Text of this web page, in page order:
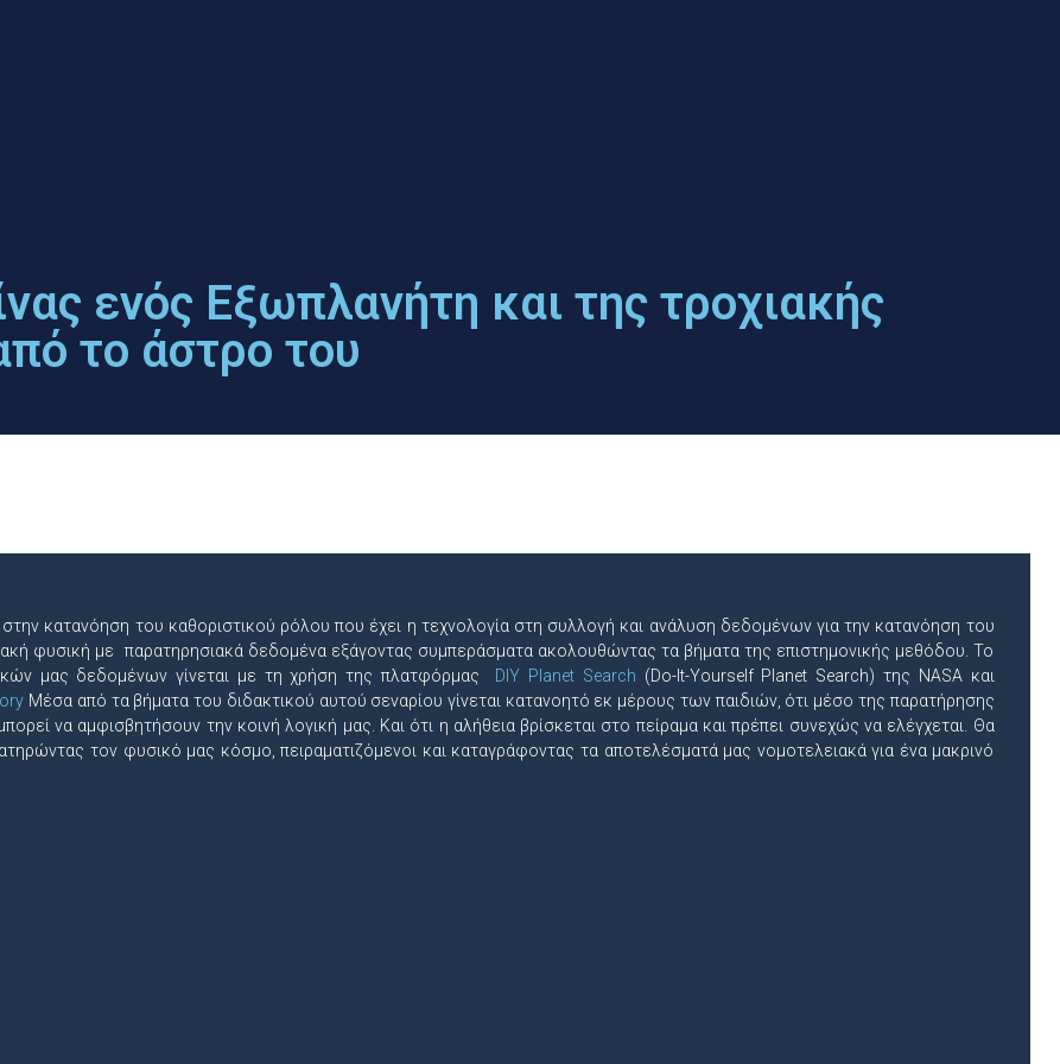
ενός Εξωπλανήτη και της τροχιακής
το άστρο του
στην κατανόηση του καθοριστικού ρόλου που έχει η τεχνολογία στη συλλογή και ανάλυση δεδομένων για την κατανόηση του
φυσική με παρατηρησιακά δεδομένα εξάγοντας συμπεράσματα ακολουθώντας τα βήματα της επιστημονικής μεθόδου. Το
μας δεδομένων γίνεται με τη χρήση της πλατφόρμας DIY Planet Search (Do-It-Yourself Planet Search) της NASA και
Μέσα από τα βήματα του διδακτικού αυτού σεναρίου γίνεται κατανοητό εκ μέρους των παιδιών, ότι μέσο της παρατήρησης
να αμφισβητήσουν την κοινή λογική μας. Και ότι η αλήθεια βρίσκεται στο πείραμα και πρέπει συνεχώς να ελέγχεται. Θα
τον φυσικό μας κόσμο, πειραματιζόμενοι και καταγράφοντας τα αποτελέσματά μας νομοτελειακά για ένα μακρινό